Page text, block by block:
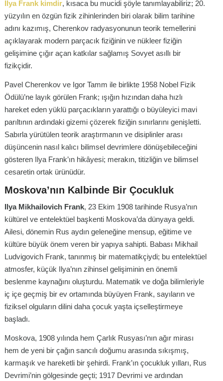
Ilya Frank kimdir, kısaca bu mucidi şöyle tanımlayabiliriz; 20.
yüzyılın en özgün fizik zihinlerinden biri olarak bilim tarihine
adını kazımış, Cherenkov radyasyonunun teorik temellerini
açıklayarak modern parçacık fiziğinin ve nükleer fiziğin
gelişimine çığır açan katkılar sağlamış Sovyet asıllı bir
fizikçidir.
Pavel Cherenkov ve Igor Tamm ile birlikte 1958 Nobel Fizik
Ödülü’ne layık görülen Frank; ışığın hızından daha hızlı
hareket eden yüklü parçacıkların yarattığı o büyüleyici mavi
parıltının ardındaki gizemi çözerek fiziğin sınırlarını genişletti.
Sabırla yürütülen teorik araştırmanın ve disiplinler arası
düşüncenin nasıl kalıcı bilimsel devrimlere dönüşebileceğini
gösteren Ilya Frank’ın hikâyesi; merakın, titizliğin ve bilimsel
cesaretin ortak ürünüdür.
Moskova’nın Kalbinde Bir Çocukluk
Ilya Mikhailovich Frank, 23 Ekim 1908 tarihinde Rusya’nın
kültürel ve entelektüel başkenti Moskova’da dünyaya geldi.
Ailesi, dönemin Rus aydın geleneğine mensup, eğitime ve
kültüre büyük önem veren bir yapıya sahipti. Babası Mikhail
Ludvigovich Frank, tanınmış bir matematikçiydi; bu entelektüel
atmosfer, küçük Ilya’nın zihinsel gelişiminin en önemli
beslenme kaynağını oluşturdu. Matematik ve doğa bilimleriyle
iç içe geçmiş bir ev ortamında büyüyen Frank, sayıların ve
fiziksel olguların dilini daha çocuk yaşta içselleştirmeye
başladı.
Moskova, 1908 yılında hem Çarlık Rusyası’nın ağır mirası
hem de yeni bir çağın sancılı doğumu arasında sıkışmış,
karmaşık ve hareketli bir şehirdi. Frank’ın çocukluk yılları, Rus
Devrimi’nin gölgesinde geçti; 1917 Devrimi ve ardından